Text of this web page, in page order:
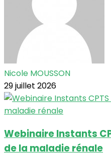
Nicole MOUSSON
29 juillet 2026
Webinaire Instants
de la maladie rénale